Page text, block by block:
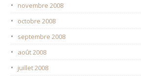
novembre 2008
octobre 2008
septembre 2008
août 2008
juillet 2008